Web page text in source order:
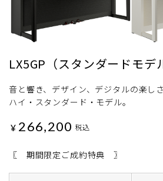
LX5GP（スタンダードモデ
音と響き、デザイン、デジタルの楽し
ハイ・スタンダード・モデル。
¥ 266,200 税込
〖 期間限定ご成約特典 〗